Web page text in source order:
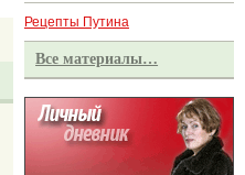
Рецепты Путина
Все материалы…